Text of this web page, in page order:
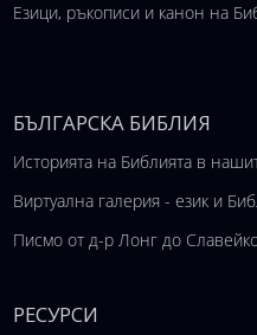
Езици, ръкописи и канон на
БЪЛГАРСКА БИБЛИЯ
Историята на Библията в
Виртуална галерия - език и
Писмо от д-р Лонг до
РЕСУРСИ